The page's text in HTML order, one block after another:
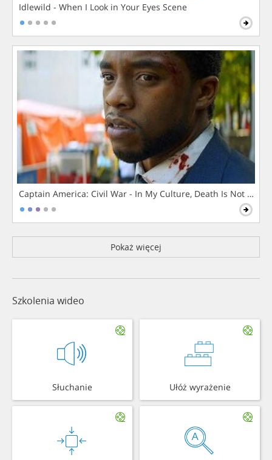
Idlewild - When I Look in Your Eyes Scene
Captain America: Civil War - In My Culture, Death Is Not The
Pokaż więcej
Szkolenia wideo
Słuchanie Ułóż wyrażenie